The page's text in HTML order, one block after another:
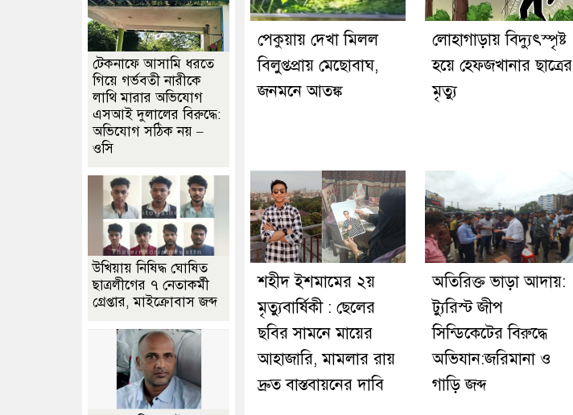
পেকুয়ায় দেখা মিলল
বিলুপ্তপ্রায় মেছোবাঘ,
জনমনে আতঙ্ক
লোহাগাড়ায় বিদ্যুৎস্পৃষ্ট
হয়ে হেফজখানার ছাত্রের
মৃত্যু
শহীদ ইশমামের ২য়
মৃত্যুবার্ষিকী : ছেলের
ছবির সামনে মায়ের
আহাজারি, মামলার রায়
দ্রুত বাস্তবায়নের দাবি
অতিরিক্ত ভাড়া আদায়:
ট্যুরিস্ট জীপ
সিন্ডিকেটের বিরুদ্ধে
অভিযান:জরিমানা ও
গাড়ি জব্দ
টেকনাফে আসামি ধরতে
গিয়ে গর্ভবতী নারীকে
লাথি মারার অভিযোগ
এসআই দুলালের বিরুদ্ধে:
অভিযোগ সঠিক নয় –
ওসি
উখিয়ায় নিষিদ্ধ ঘোষিত
ছাত্রলীগের ৭ নেতাকর্মী
গ্রেপ্তার, মাইক্রোবাস জব্দ